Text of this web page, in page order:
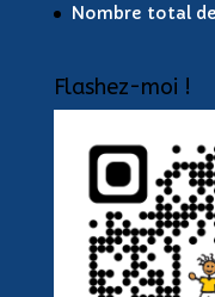
Nombre total
Flashez-moi !